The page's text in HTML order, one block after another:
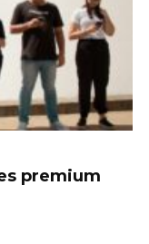
premium